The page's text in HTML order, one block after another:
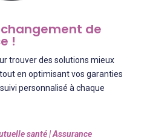
de
!
trouver des solutions mieux
en optimisant vos garanties
personnalisé à chaque
santé | Assurance